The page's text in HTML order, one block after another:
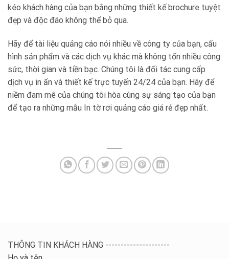
kéo khách hàng của bạn bằng những thiết kế brochure tuyệt
đẹp và độc đáo không thể bỏ qua.
Hãy để tài liệu quảng cáo nói nhiều về công ty của bạn, cấu
hình sản phẩm và các dịch vụ khác mà không tốn nhiều công
sức, thời gian và tiền bạc. Chúng tôi là đối tác cung cấp
dịch vụ in ấn và thiết kế trực tuyến 24/24 của bạn. Hãy để
niềm đam mê của chúng tôi hòa cùng sự sáng tạo của bạn
để tạo ra những mẫu In tờ rơi quảng cáo giá rẻ đẹp nhất.
THÔNG TIN KHÁCH HÀNG ---------------------